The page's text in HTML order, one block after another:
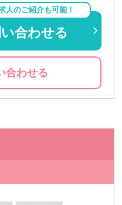
人のご紹介も可能！
合わせる
合わせる